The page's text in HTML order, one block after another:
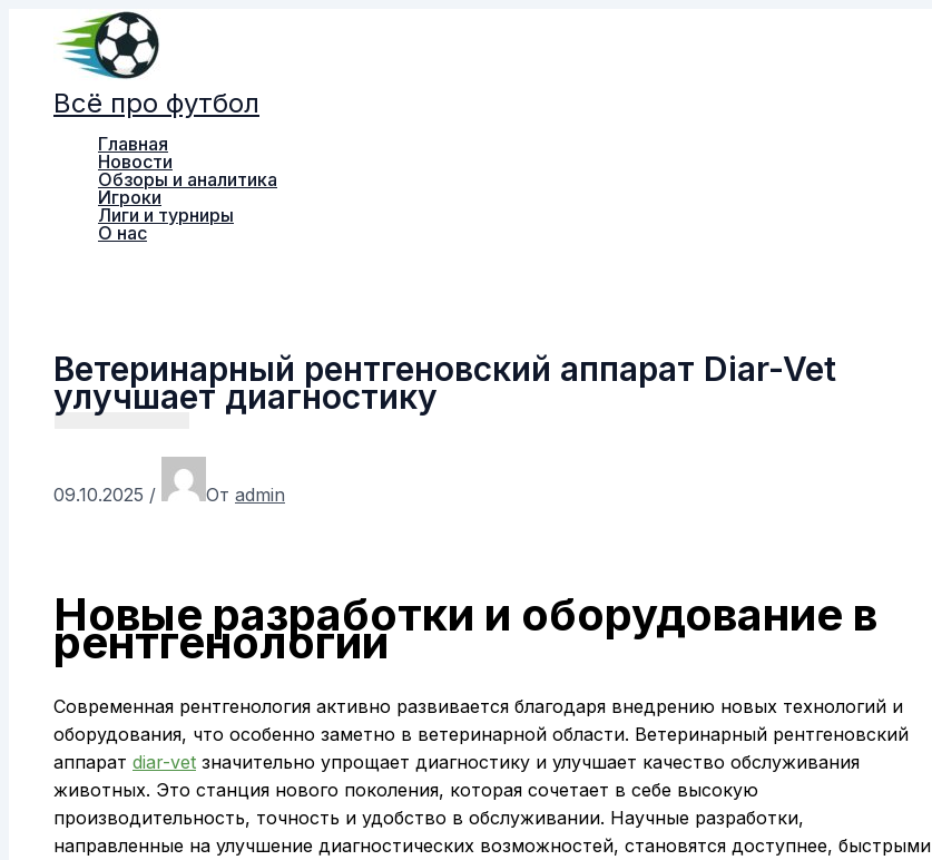
Перейти
содержимому
Всё про футбол
Главная
Новости
Обзоры и аналитика
Игроки
Лиги и турниры
О нас
Ветеринарный рентгеновский аппарат Diar-Vet
улучшает диагностику
09.10.2025 / От admin
Новые разработки и оборудование в
рентгенологии
Современная рентгенология активно развивается благодаря внедрению новых технологий и
оборудования, что особенно заметно в ветеринарной области. Ветеринарный рентгеновский
аппарат diar-vet значительно упрощает диагностику и улучшает качество обслуживания
животных. Это станция нового поколения, которая сочетает в себе высокую
производительность, точность и удобство в обслуживании. Научные разработки,
направленные на улучшение диагностических возможностей, становятся доступнее, быстрыми